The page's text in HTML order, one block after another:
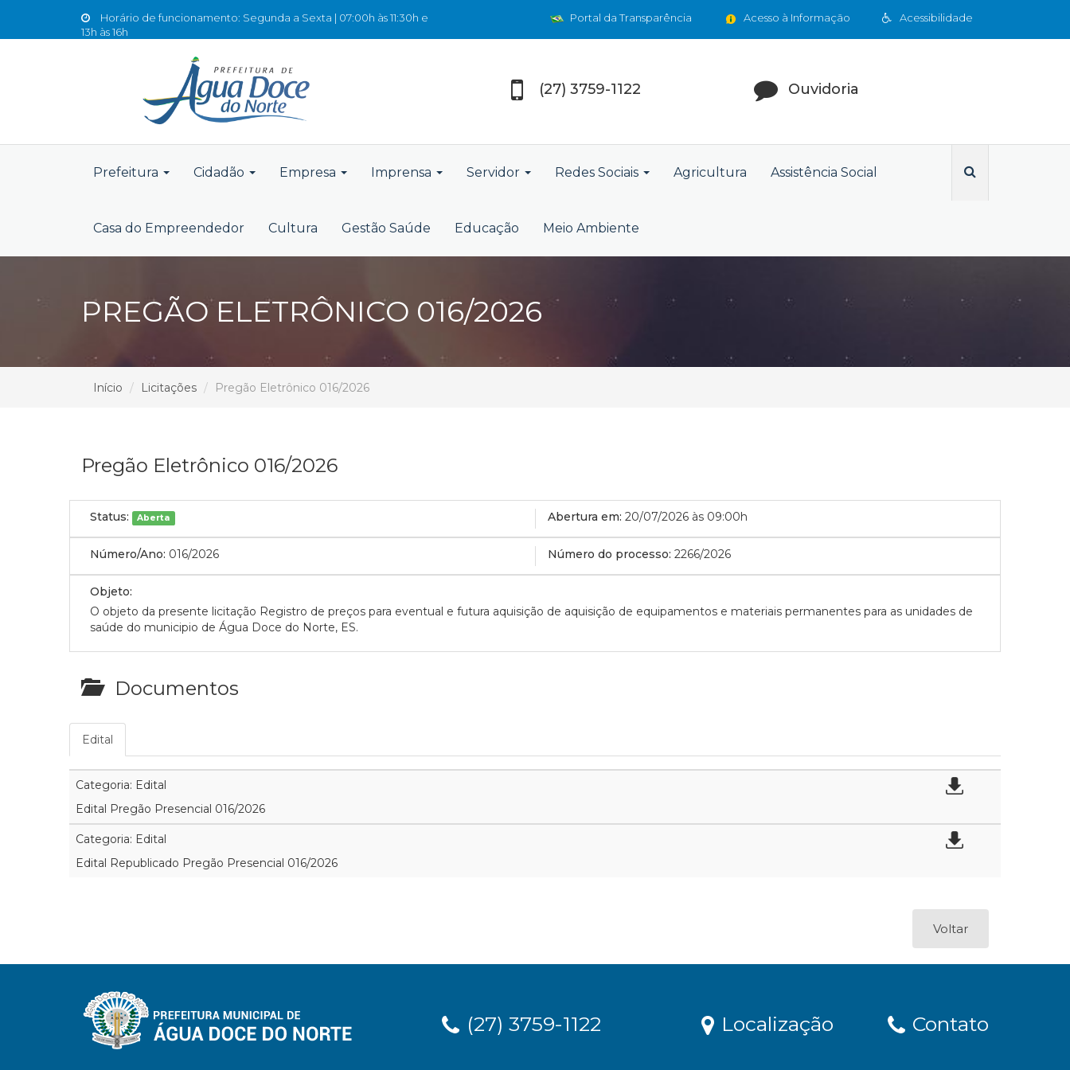
Horário de funcionamento: Segunda a Sexta | 07:00h às 11:30h e
13h às 16h
Acessibilidade
Acesso à Informação
Portal da Transparência
(27) 3759-1122 Ouvidoria
Prefeitura Cidadão Empresa Imprensa Servidor Redes Sociais Agricultura Assistência Social
Casa do Empreendedor Cultura Gestão Saúde Educação Meio Ambiente
PREGÃO ELETRÔNICO 016/2026
Início Licitações Pregão Eletrônico 016/2026
Pregão Eletrônico 016/2026
Status: Aberta Abertura em: 20/07/2026 às 09:00h
Número/Ano: 016/2026 Número do processo: 2266/2026
Objeto:
O objeto da presente licitação Registro de preços para eventual e futura aquisição de aquisição de equipamentos e materiais permanentes para as unidades de
saúde do municipio de Água Doce do Norte, ES.
Documentos
Edital
Categoria: Edital
Edital Pregão Presencial 016/2026
Categoria: Edital
Edital Republicado Pregão Presencial 016/2026
Voltar
(27) 3759-1122 Localização Contato